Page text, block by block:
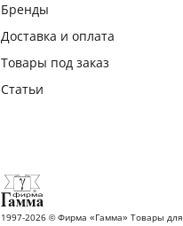
Бренды
Доставка и оплата
Товары под заказ
Статьи
1997-2026 © Фирма «Гамма» Товары для